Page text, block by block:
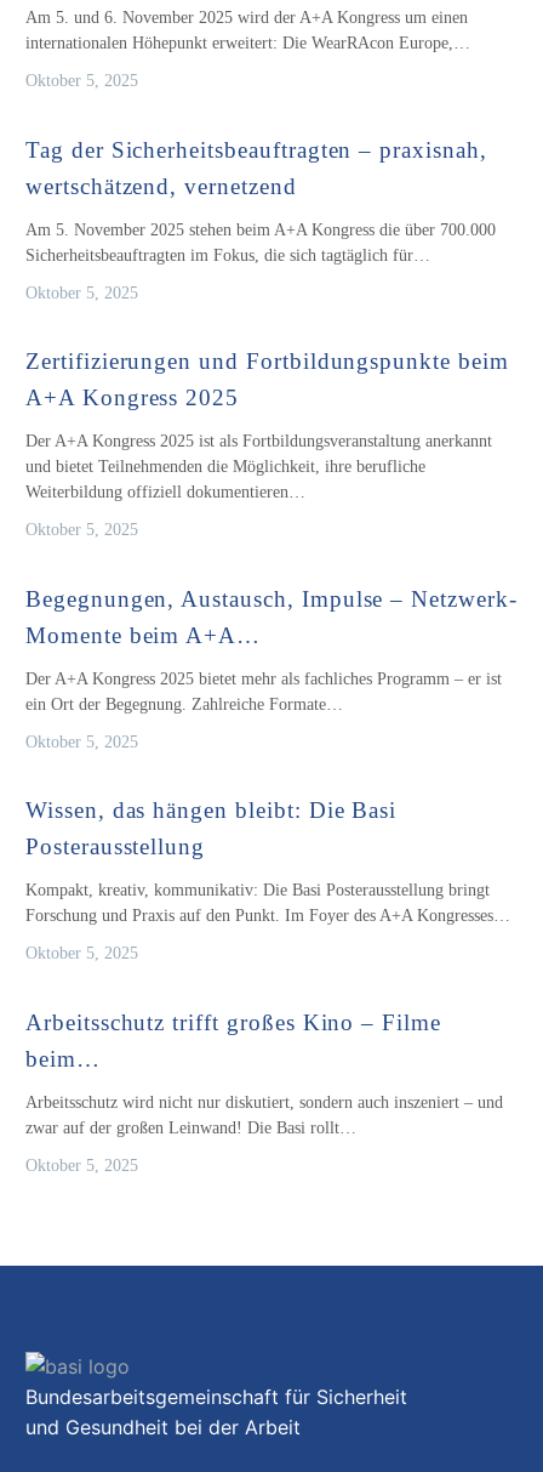
Am 5. und 6. November 2025 wird der A+A Kongress um einen
internationalen Höhepunkt erweitert: Die WearRAcon Europe,…
Oktober 5, 2025
Tag der Sicherheitsbeauftragten – praxisnah,
wertschätzend, vernetzend
Am 5. November 2025 stehen beim A+A Kongress die über 700.000
Sicherheitsbeauftragten im Fokus, die sich tagtäglich für…
Oktober 5, 2025
Zertifizierungen und Fortbildungspunkte beim
A+A Kongress 2025
Der A+A Kongress 2025 ist als Fortbildungsveranstaltung anerkannt
und bietet Teilnehmenden die Möglichkeit, ihre berufliche
Weiterbildung offiziell dokumentieren…
Oktober 5, 2025
Begegnungen, Austausch, Impulse – Netzwerk-
Momente beim A+A…
Der A+A Kongress 2025 bietet mehr als fachliches Programm – er ist
ein Ort der Begegnung. Zahlreiche Formate…
Oktober 5, 2025
Wissen, das hängen bleibt: Die Basi
Posterausstellung
Kompakt, kreativ, kommunikativ: Die Basi Posterausstellung bringt
Forschung und Praxis auf den Punkt. Im Foyer des A+A Kongresses…
Oktober 5, 2025
Arbeitsschutz trifft großes Kino – Filme
beim…
Arbeitsschutz wird nicht nur diskutiert, sondern auch inszeniert – und
zwar auf der großen Leinwand! Die Basi rollt…
Oktober 5, 2025
Bundesarbeitsgemeinschaft für Sicherheit
und Gesundheit bei der Arbeit